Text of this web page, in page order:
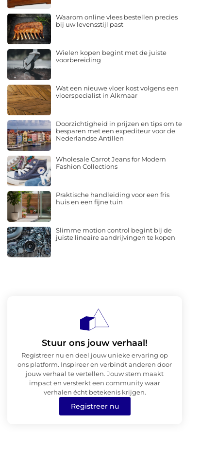
Waarom online vlees bestellen precies
bij uw levensstijl past
Wielen kopen begint met de juiste
voorbereiding
Wat een nieuwe vloer kost volgens een
vloerspecialist in Alkmaar
Doorzichtigheid in prijzen en tips om te
besparen met een expediteur voor de
Nederlandse Antillen
Wholesale Carrot Jeans for Modern
Fashion Collections
Praktische handleiding voor een fris
huis en een fijne tuin
Slimme motion control begint bij de
juiste lineaire aandrijvingen te kopen
Stuur ons jouw verhaal!
Registreer nu en deel jouw unieke ervaring op
ons platform. Inspireer en verbindt anderen door
jouw verhaal te vertellen. Jouw stem maakt
impact en versterkt een community waar
verhalen écht betekenis krijgen.
Registreer nu